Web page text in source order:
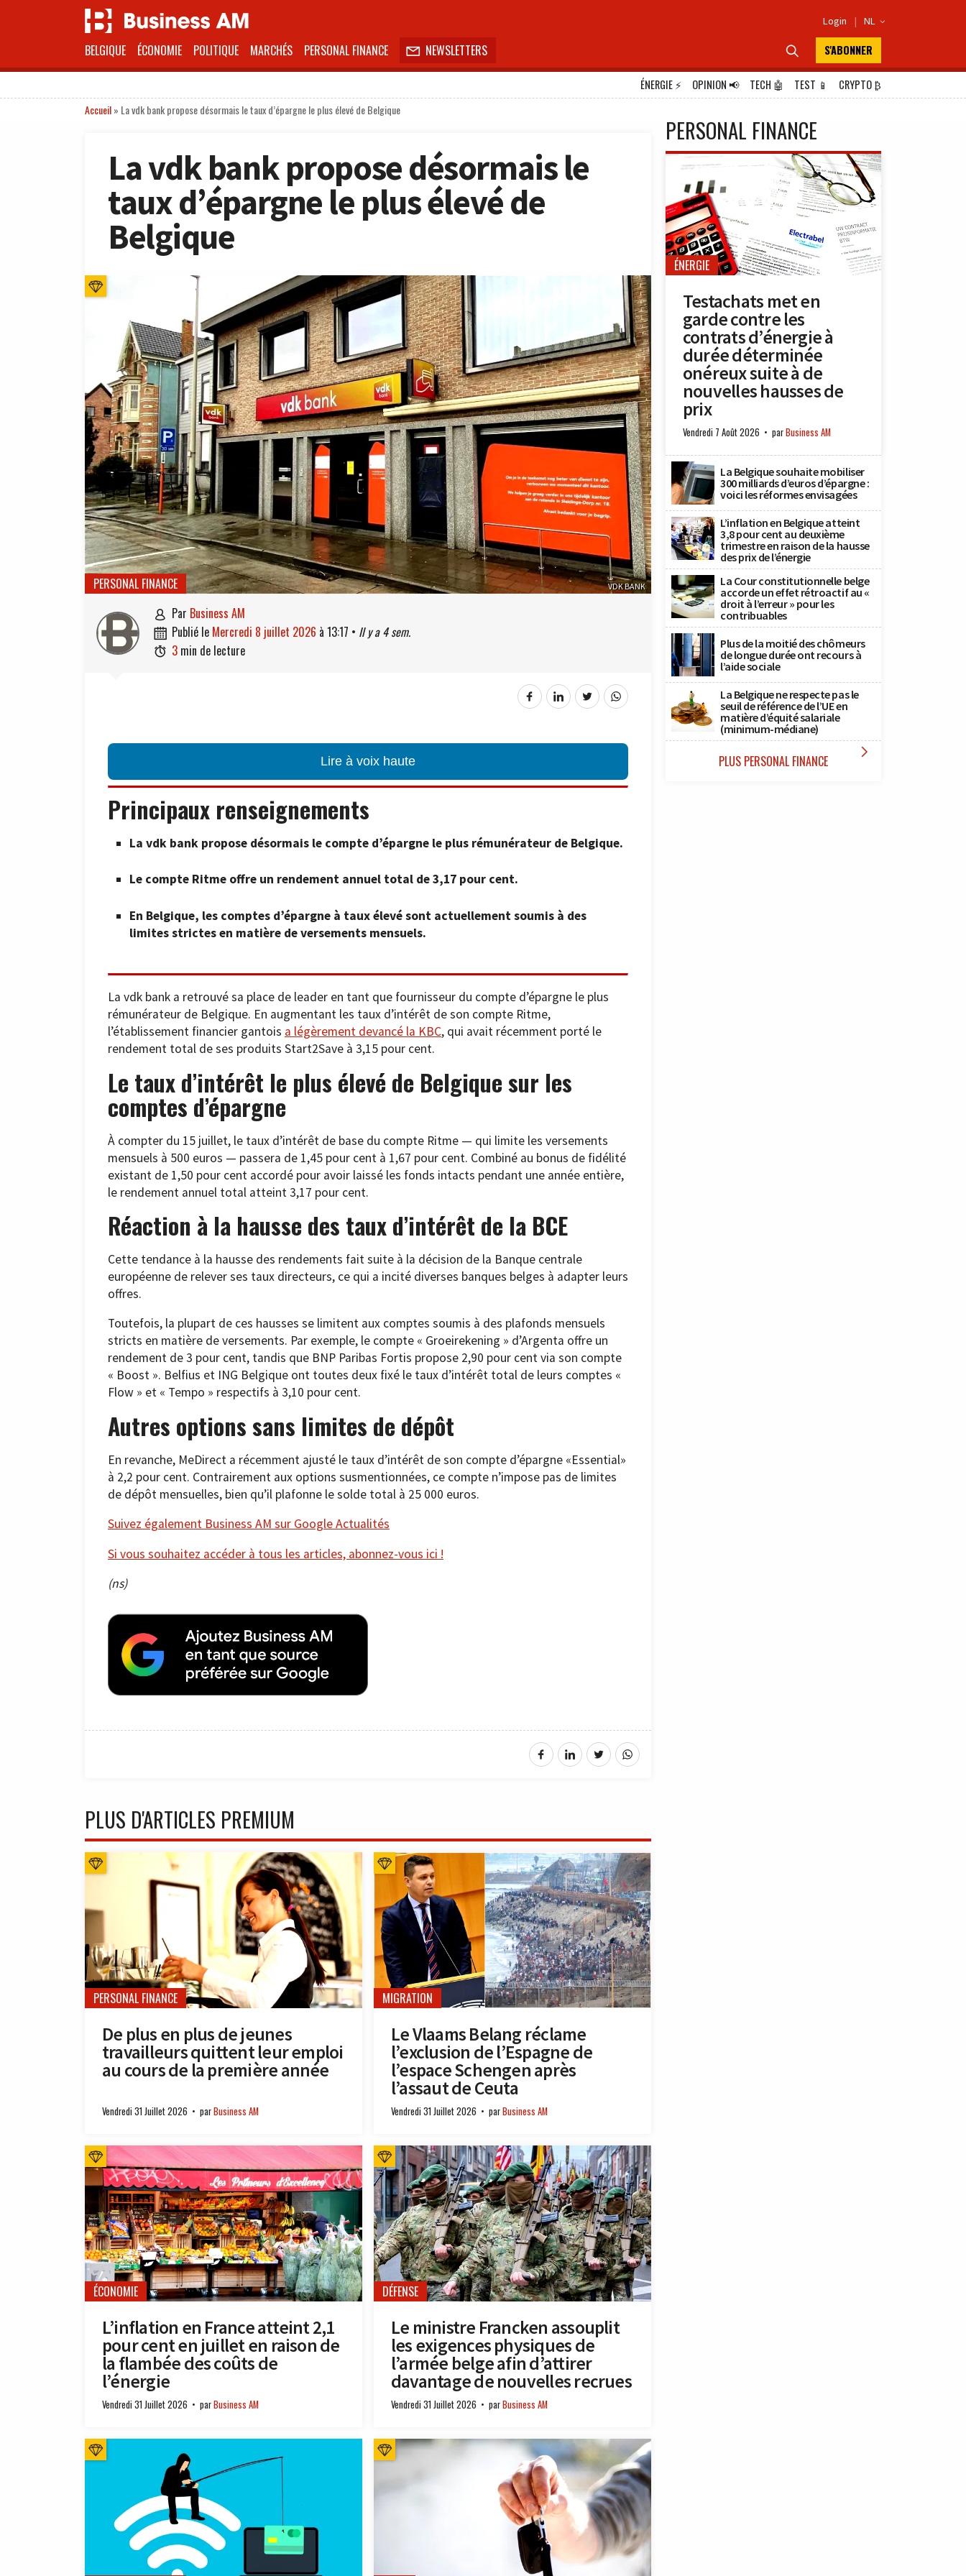
Login | NL 
BELGIQUE ÉCONOMIE POLITIQUE MARCHÉS PERSONAL FINANCE  NEWSLETTERS  S'ABONNER
ÉNERGIE⚡ OPINION📢 TECH 🤖 TEST 📱 CRYPTO₿
Accueil» La vdk bank propose désormais le taux d’épargne le plus élevé de Belgique
La vdk bank propose désormais le
taux d’épargne le plus élevé de
Belgique
VDK BANK
PERSONAL FINANCE
 par Business AM
 publié le mercredi 8 juillet 2026 à 13:17 • Il y a 4 sem.
 3 min de lecture
Lire à voix haute
Principaux renseignements
La vdk bank propose désormais le compte d’épargne le plus rémunérateur de Belgique.
Le compte Ritme offre un rendement annuel total de 3,17 pour cent.
En Belgique, les comptes d’épargne à taux élevé sont actuellement soumis à des
limites strictes en matière de versements mensuels.
La vdk bank a retrouvé sa place de leader en tant que fournisseur du compte d’épargne le plus
rémunérateur de Belgique. En augmentant les taux d’intérêt de son compte Ritme,
l’établissement financier gantois a légèrement devancé la KBC, qui avait récemment porté le
rendement total de ses produits Start2Save à 3,15 pour cent.
Le taux d’intérêt le plus élevé de Belgique sur les
comptes d’épargne
À compter du 15 juillet, le taux d’intérêt de base du compte Ritme — qui limite les versements
mensuels à 500 euros — passera de 1,45 pour cent à 1,67 pour cent. Combiné au bonus de fidélité
existant de 1,50 pour cent accordé pour avoir laissé les fonds intacts pendant une année entière,
le rendement annuel total atteint 3,17 pour cent.
Réaction à la hausse des taux d’intérêt de la BCE
Cette tendance à la hausse des rendements fait suite à la décision de la Banque centrale
européenne de relever ses taux directeurs, ce qui a incité diverses banques belges à adapter leurs
offres.
Toutefois, la plupart de ces hausses se limitent aux comptes soumis à des plafonds mensuels
stricts en matière de versements. Par exemple, le compte « Groeirekening » d’Argenta offre un
rendement de 3 pour cent, tandis que BNP Paribas Fortis propose 2,90 pour cent via son compte
« Boost ». Belfius et ING Belgique ont toutes deux fixé le taux d’intérêt total de leurs comptes «
Flow » et « Tempo » respectifs à 3,10 pour cent.
Autres options sans limites de dépôt
En revanche, MeDirect a récemment ajusté le taux d’intérêt de son compte d’épargne «Essential»
à 2,2 pour cent. Contrairement aux options susmentionnées, ce compte n’impose pas de limites
de dépôt mensuelles, bien qu’il plafonne le solde total à 25 000 euros.
Suivez également Business AM sur Google Actualités
Si vous souhaitez accéder à tous les articles, abonnez-vous ici !
(ns)
PLUS D'ARTICLES PREMIUM
PERSONAL FINANCE
De plus en plus de jeunes
travailleurs quittent leur emploi
au cours de la première année
Vendredi 31 Juillet 2026 parBusiness AM
MIGRATION
Le Vlaams Belang réclame
l’exclusion de l’Espagne de
l’espace Schengen après
l’assaut de Ceuta
Vendredi 31 Juillet 2026 parBusiness AM
ÉCONOMIE
L’inflation en France atteint 2,1
pour cent en juillet en raison de
la flambée des coûts de
l’énergie
Vendredi 31 Juillet 2026 parBusiness AM
DÉFENSE
Le ministre Francken assouplit
les exigences physiques de
l’armée belge afin d’attirer
davantage de nouvelles recrues
Vendredi 31 Juillet 2026 parBusiness AM
PERSONAL FINANCE
ÉNERGIE
Testachats met en
garde contre les
contrats d’énergie à
durée déterminée
onéreux suite à de
nouvelles hausses de
prix
Vendredi 7 Août 2026 parBusiness AM
La Belgique souhaite mobiliser
300 milliards d’euros d’épargne :
voici les réformes envisagées
L’inflation en Belgique atteint
3,8 pour cent au deuxième
trimestre en raison de la hausse
des prix de l’énergie
La Cour constitutionnelle belge
accorde un effet rétroactif au «
droit à l’erreur » pour les
contribuables
Plus de la moitié des chômeurs
de longue durée ont recours à
l’aide sociale
La Belgique ne respecte pas le
seuil de référence de l’UE en
matière d’équité salariale
(minimum-médiane)
PLUS PERSONAL FINANCE 